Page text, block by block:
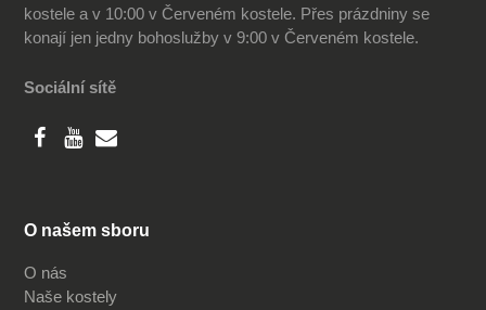
kostele a v 10:00 v Červeném kostele. Přes prázdniny se
konají jen jedny bohoslužby v 9:00 v Červeném kostele.
Sociální sítě
O našem sboru
O nás
Naše kostely